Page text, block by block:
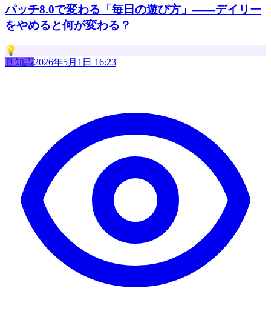
パッチ8.0で変わる「毎日の遊び方」——デイリー
をやめると何が変わる？
💡
豆知識2026年5月1日 16:23